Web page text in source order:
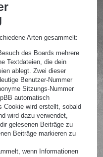
Arten gesammelt:
des Boards mehrere
Textdateien, die dein
ablegt. Zwei dieser
Benutzer-Nummer
Sitzungs-Nummer
automatisch
Cookie wird erstellt, sobald
wird dazu verwendet,
gelesenen Beiträge zu
Beiträge markieren zu
wenn Informationen